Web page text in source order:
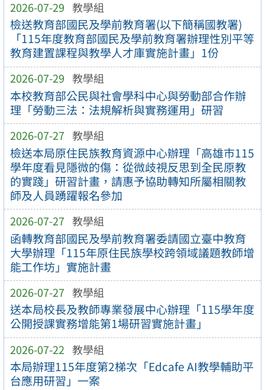
2026-07-29 教學組
檢送教育部國民及學前教育署(以下簡稱國教署)
「115年度教育部國民及學前教育署辦理性別平等
教育建置課程與教學人才庫實施計畫」1份
2026-07-29 教學組
本校教育部公民與社會學科中心與勞動部合作辦
理「勞動三法：法規解析與實務運用」研習
2026-07-27 教學組
檢送本局原住民族教育資源中心辦理「高雄市115
學年度看見隱微的傷：從微歧視反思到全民原教
的實踐」研習計畫，請惠予協助轉知所屬相關教
師及人員踴躍報名參加
2026-07-27 教學組
函轉教育部國民及學前教育署委請國立臺中教育
大學辦理「115年原住民族學校跨領域議題教師增
能工作坊」實施計畫
2026-07-27 教學組
送本局校長及教師專業發展中心辦理「115學年度
公開授課實務增能第1場研習實施計畫」
2026-07-22 教學組
本局辦理115年度第2梯次「Edcafe AI教學輔助平
台應用研習」一案